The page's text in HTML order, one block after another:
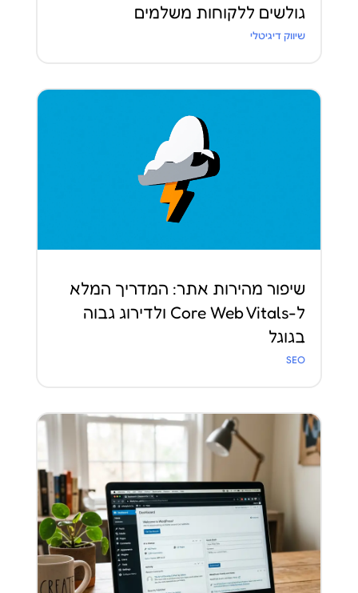
גולשים ללקוחות משלמים
שיווק דיגיטלי
שיפור מהירות אתר: המדריך המלא
ל-Core Web Vitals ולדירוג גבוה
בגוגל
SEO